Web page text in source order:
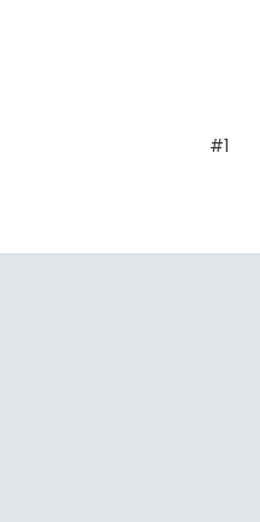
#1
Övriga diskussioner